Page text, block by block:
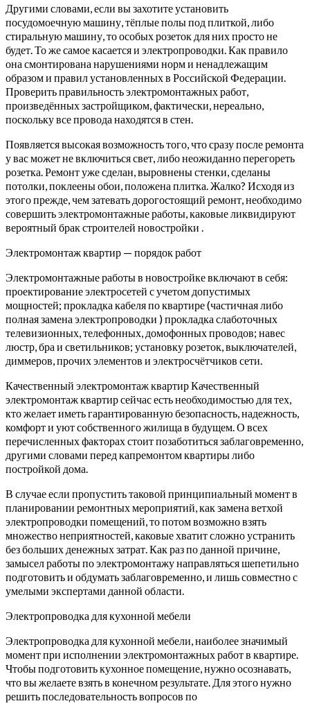
Другими словами, если вы захотите установить
посудомоечную машину, тёплые полы под плиткой, либо
стиральную машину, то особых розеток для них просто не
будет. То же самое касается и электропроводки. Как правило
она смонтирована нарушениями норм и ненадлежащим
образом и правил установленных в Российской Федерации.
Проверить правильность электромонтажных работ,
произведённых застройщиком, фактически, нереально,
поскольку все провода находятся в стен.
Появляется высокая возможность того, что сразу после ремонта
у вас может не включиться свет, либо неожиданно перегореть
розетка. Ремонт уже сделан, выровнены стенки, сделаны
потолки, поклеены обои, положена плитка. Жалко? Исходя из
этого прежде, чем затевать дорогостоящий ремонт, необходимо
совершить электромонтажные работы, каковые ликвидируют
вероятный брак строителей новостройки .
Электромонтаж квартир — порядок работ
Электромонтажные работы в новостройке включают в себя:
проектирование электросетей с учетом допустимых
мощностей; прокладка кабеля по квартире (частичная либо
полная замена электропроводки ) прокладка слаботочных
телевизионных, телефонных, домофонных проводов; навес
люстр, бра и светильников; установку розеток, выключателей,
диммеров, прочих элементов и электросчётчиков сети.
Качественный электромонтаж квартир Качественный
электромонтаж квартир сейчас есть необходимостью для тех,
кто желает иметь гарантированную безопасность, надежность,
комфорт и уют собственного жилища в будущем. О всех
перечисленных факторах стоит позаботиться заблаговременно,
другими словами перед капремонтом квартиры либо
постройкой дома.
В случае если пропустить таковой принципиальный момент в
планировании ремонтных мероприятий, как замена ветхой
электропроводки помещений, то потом возможно взять
множество неприятностей, каковые хватит сложно устранить
без больших денежных затрат. Как раз по данной причине,
замысел работы по электромонтажу направляться шепетильно
подготовить и обдумать заблаговременно, и лишь совместно с
умелыми экспертами данной области.
Электропроводка для кухонной мебели
Электропроводка для кухонной мебели, наиболее значимый
момент при исполнении электромонтажных работ в квартире.
Чтобы подготовить кухонное помещение, нужно осознавать,
что вы желаете взять в конечном результате. Для этого нужно
решить последовательность вопросов по